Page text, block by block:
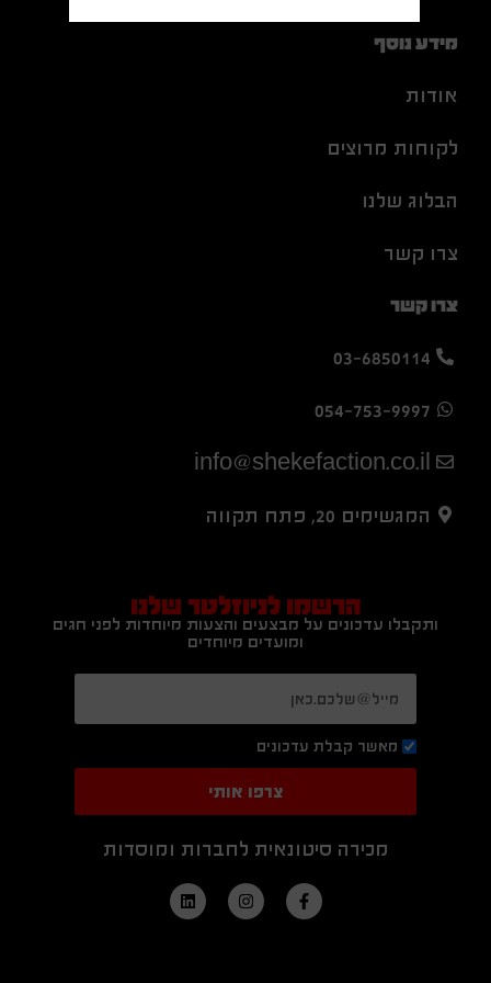
מידע נוסף
אודות
לקוחות מרוצים
הבלוג שלנו
צרו קשר
צרו קשר
03-6850114
054-753-9997
info@shekefaction.co.il
המגשימים 20, פתח תקווה
הרשמו לניוזלטר שלנו
ותקבלו עדכונים על מבצעים והצעות מיוחדות לפני חגים
ומועדים מיוחדים
מאשר קבלת עדכונים
צרפו אותי
מכירה סיטונאית לחברות ומוסדות